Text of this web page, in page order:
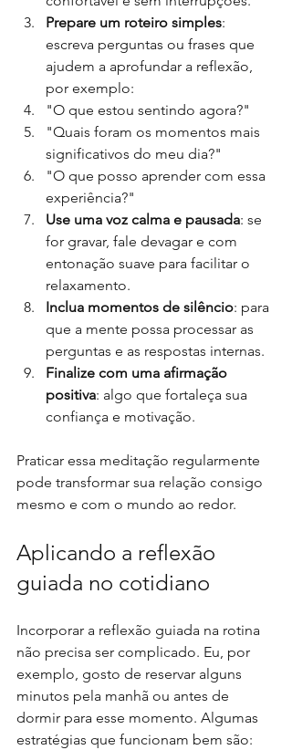
Prepare um roteiro simples:
escreva perguntas ou frases que
ajudem a aprofundar a reflexão,
por exemplo:
"O que estou sentindo agora?"
"Quais foram os momentos mais
significativos do meu dia?"
"O que posso aprender com essa
experiência?"
Use uma voz calma e pausada: se
for gravar, fale devagar e com
entonação suave para facilitar o
relaxamento.
Inclua momentos de silêncio: para
que a mente possa processar as
perguntas e as respostas internas.
Finalize com uma afirmação
positiva: algo que fortaleça sua
confiança e motivação.
Praticar essa meditação regularmente
pode transformar sua relação consigo
mesmo e com o mundo ao redor.
Aplicando a reflexão
guiada no cotidiano
Incorporar a reflexão guiada na rotina
não precisa ser complicado. Eu, por
exemplo, gosto de reservar alguns
minutos pela manhã ou antes de
dormir para esse momento. Algumas
estratégias que funcionam bem são: